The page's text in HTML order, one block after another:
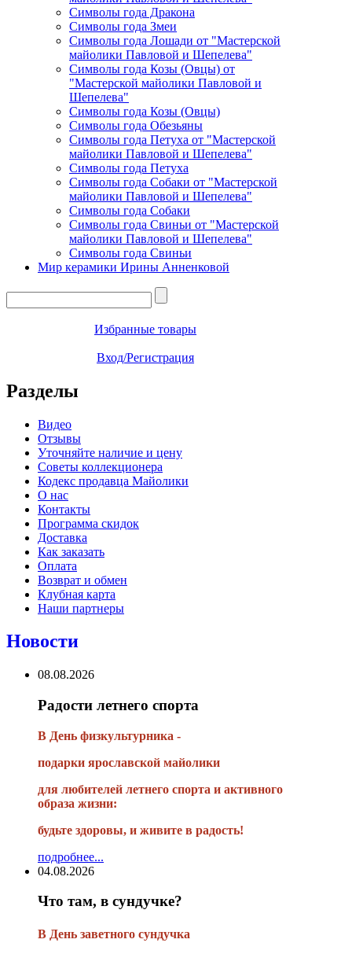
Символы года Дракона
Символы года Змеи
Символы года Лошади от "Мастерской
майолики Павловой и Шепелева"
Символы года Козы (Овцы) от
"Мастерской майолики Павловой и
Шепелева"
Символы года Козы (Овцы)
Символы года Обезьяны
Символы года Петуха от "Мастерской
майолики Павловой и Шепелева"
Символы года Петуха
Символы года Собаки от "Мастерской
майолики Павловой и Шепелева"
Символы года Собаки
Символы года Свиньи от "Мастерской
майолики Павловой и Шепелева"
Символы года Свиньи
Мир керамики Ирины Анненковой
Избранные товары
Вход/Регистрация
Разделы
Видео
Отзывы
Уточняйте наличие и цену
Советы коллекционера
Кодекс продавца Майолики
О нас
Контакты
Программа скидок
Доставка
Как заказать
Оплата
Возврат и обмен
Клубная карта
Наши партнеры
Новости
08.08.2026
Радости летнего спорта
В День физкультурника -
подарки ярославской майолики
для любителей летнего спорта и активного
образа жизни:
будьте здоровы, и живите в радость!
подробнее...
04.08.2026
Что там, в сундучке?
В День заветного сундучка